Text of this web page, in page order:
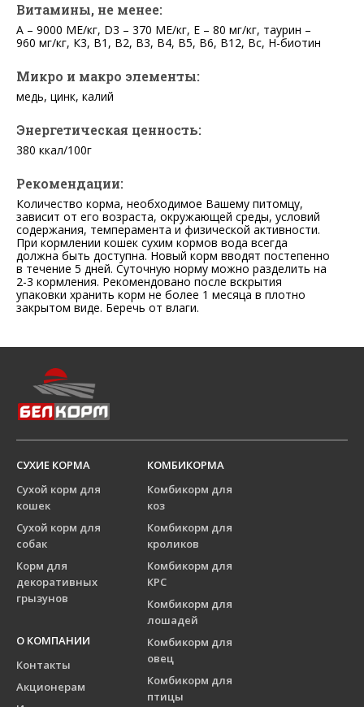
Витамины, не менее:
А – 9000 МЕ/кг, D3 – 370 МЕ/кг, Е – 80 мг/кг, таурин –
960 мг/кг, К3, В1, В2, В3, В4, В5, В6, В12, Вс, Н-биотин
Микро и макро элементы:
медь, цинк, калий
Энергетическая ценность:
380 ккал/100г
Рекомендации:
Количество корма, необходимое Вашему питомцу,
зависит от его возраста, окружающей среды, условий
содержания, темперамента и физической активности.
При кормлении кошек сухим кормов вода всегда
должна быть доступна. Новый корм вводят постепенно
в течение 5 дней. Суточную норму можно разделить на
2-3 кормления. Рекомендовано после вскрытия
упаковки хранить корм не более 1 месяца в плотно
закрытом виде. Беречь от влаги.
СУХИЕ КОРМА
Сухой корм для
кошек
Сухой корм для
собак
Корм для
декоративных
грызунов
КОМБИКОРМА
Комбикорм для
коз
Комбикорм для
кроликов
Комбикорм для
КРС
Комбикорм для
лошадей
Комбикорм для
овец
Комбикорм для
птицы
О КОМПАНИИ
Контакты
Акционерам